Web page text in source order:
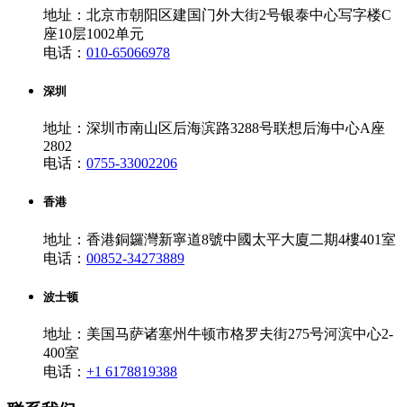
地址：北京市朝阳区建国门外大街2号银泰中心写字楼C
座10层1002单元
电话： 010-65066978
深圳
地址：深圳市南山区后海滨路3288号联想后海中心A座
2802
电话： 0755-33002206
香港
地址：香港銅鑼灣新寧道8號中國太平大廈二期4樓401室
电话： 00852-34273889
波士顿
地址：美国马萨诸塞州牛顿市格罗夫街275号河滨中心2-
400室
电话： +1 6178819388